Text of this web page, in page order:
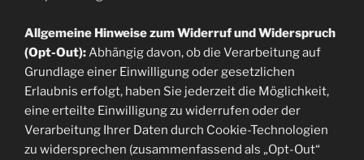
Allgemeine Hinweise zum Widerruf und Widerspruch
(Opt-Out): Abhängig davon, ob die Verarbeitung auf
Grundlage einer Einwilligung oder gesetzlichen
Erlaubnis erfolgt, haben Sie jederzeit die Möglichkeit,
eine erteilte Einwilligung zu widerrufen oder der
Verarbeitung Ihrer Daten durch Cookie-Technologien
zu widersprechen (zusammenfassend als „Opt-Out“